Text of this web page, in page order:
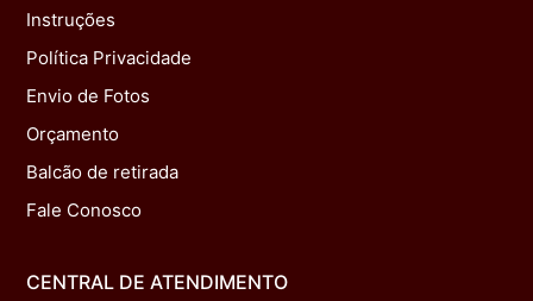
Instruções
Política Privacidade
Envio de Fotos
Orçamento
Balcão de retirada
Fale Conosco
CENTRAL DE ATENDIMENTO